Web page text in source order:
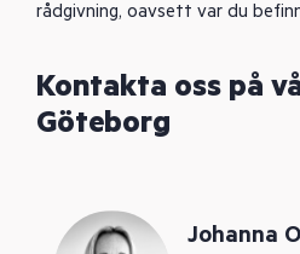
rådgivning, oavsett var du
Kontakta oss på
Göteborg
Johanna